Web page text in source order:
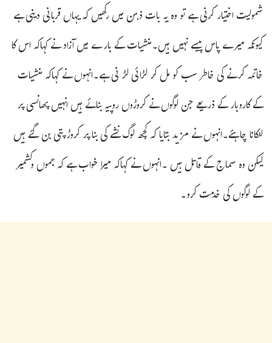
شمولیت اختیار کرنی ہے تو وہ یہ بات ذہن میں رکھیں کہ یہاں قربانی دینی ہے
کیونکہ میرے پاس پیسے نہیں ہیں۔منشیات کے بارے میں آزاد نے کہاکہ اس کا
خاتمہ کرنے کی خاطر سب کو مل کر لڑائی لڑنی ہے۔انہوں نے کہاکہ منشیات
کے کاروبار کے ذریعے جن لوگوں نے کروڑوں روپیہ بنائے ہیں انہیں پھانسی پر
لٹکانا چاہئے۔انہوں نے مزید بتایا کہ کچھ لوگ نشے کی بنا پر کروڑ پتی بن گئے ہیں
لیکن وہ سماج کے قاتل ہیں ۔انہوں نے کہاکہ میرا خواب ہے کہ جموں وکشمیر
کے لوگوں کی خدمت کرو۔